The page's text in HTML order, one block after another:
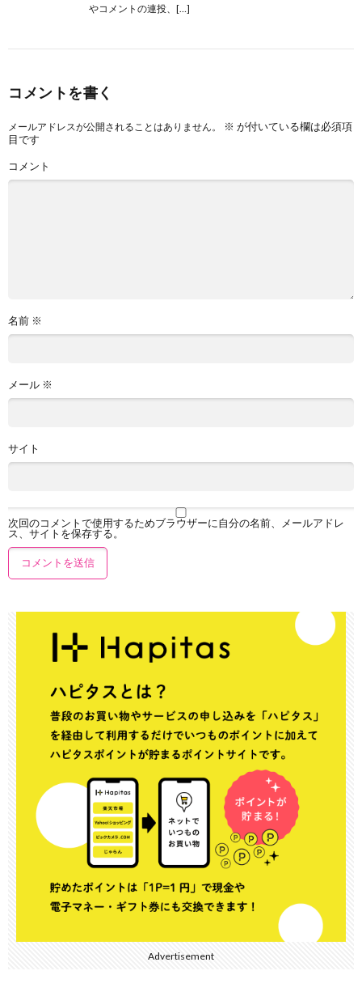
やコメントの連投、[…]
コメントを書く
メールアドレスが公開されることはありません。 ※ が付いている欄は必須項
目です
コメント
名前 ※
メール ※
サイト
次回のコメントで使用するためブラウザーに自分の名前、メールアドレ
ス、サイトを保存する。
Advertisement